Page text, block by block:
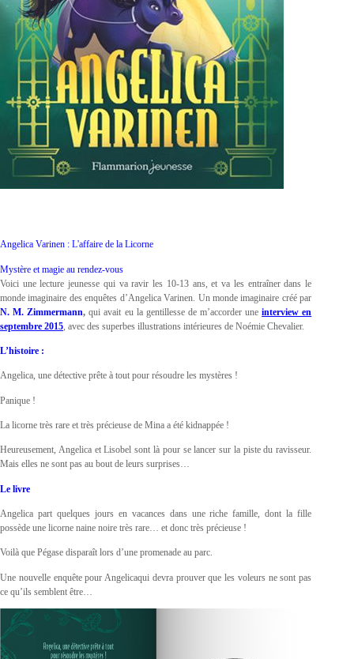
Angelica Varinen : L'affaire de la Licorne
Mystère et magie au rendez-vous
Voici une lecture jeunesse qui va ravir les 10-13 ans, et va les entraîner dans le
monde imaginaire des enquêtes d’Angelica Varinen. Un monde imaginaire créé par
N. M. Zimmermann,qui avait eu la gentillesse de m’accorder uneinterview en
septembre 2015 , avec des superbes illustrations intérieures de Noémie Chevalier.
L’histoire :
Angelica, une détective prête à tout pour résoudre les mystères !
Panique !
La licorne très rare et très précieuse de Mina a été kidnappée !
Heureusement, Angelica et Lisobel sont là pour se lancer sur la piste du ravisseur.
Mais elles ne sont pas au bout de leurs surprises…
Le livre
Angelica part quelques jours en vacances dans une riche famille, dont la fille
possède une licorne naine noire très rare… et donc très précieuse !
Voilà que Pégase disparaît lors d’une promenade au parc.
Une nouvelle enquête pour Angelicaqui devra prouver que les voleurs ne sont pas
ce qu’ils semblent être…